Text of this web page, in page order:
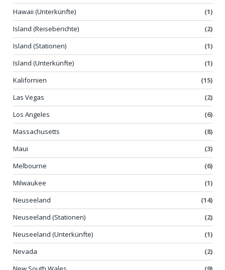
Hawaii (Unterkünfte)
(1)
Island (Reiseberichte)
(2)
Island (Stationen)
(1)
Island (Unterkünfte)
(1)
Kalifornien
(15)
Las Vegas
(2)
Los Angeles
(6)
Massachusetts
(8)
Maui
(3)
Melbourne
(6)
Milwaukee
(1)
Neuseeland
(14)
Neuseeland (Stationen)
(2)
Neuseeland (Unterkünfte)
(1)
Nevada
(2)